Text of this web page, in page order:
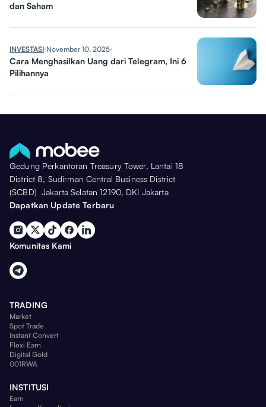
dan Saham
INVESTASI November 10, 2025
Cara Menghasilkan Uang dari Telegram, Ini 6
Pilihannya
Gedung Perkantoran Treasury Tower, Lantai 18
District 8, Sudirman Central Business District
(SCBD) Jakarta Selatan 12190, DKI Jakarta
Dapatkan Update Terbaru
Komunitas Kami
TRADING
Market
Spot Trade
Instant Convert
Flexi Earn
Digital Gold
001RWA
INSTITUSI
Earn